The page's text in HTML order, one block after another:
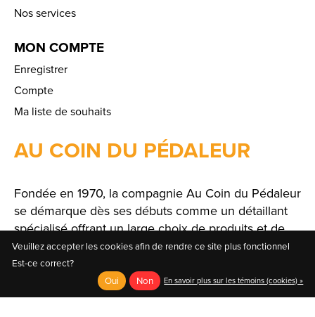
Nos services
MON COMPTE
Enregistrer
Compte
Ma liste de souhaits
AU COIN DU PÉDALEUR
Fondée en 1970, la compagnie Au Coin du Pédaleur
se démarque dès ses débuts comme un détaillant
spécialisé offrant un large choix de produits et de
solutions.
Veuillez accepter les cookies afin de rendre ce site plus fonctionnel
Est-ce correct?
Oui
Non En savoir plus sur les témoins (cookies) »